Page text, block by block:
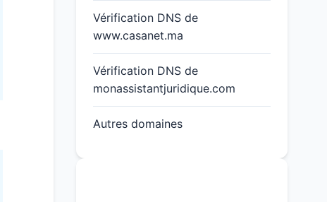
Vérification DNS de
www.casanet.ma
Vérification DNS de
monassistantjuridique.com
Autres domaines